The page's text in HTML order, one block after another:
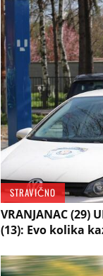
STRAVIČNO
VRANJANAC (29)
(13): Evo kolika